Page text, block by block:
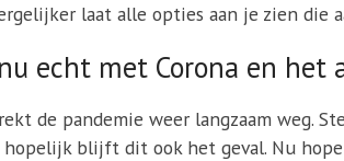
laat alle opties aan je zien die
echt met Corona en het
de pandemie weer langzaam weg.
blijft dit ook het geval. Nu